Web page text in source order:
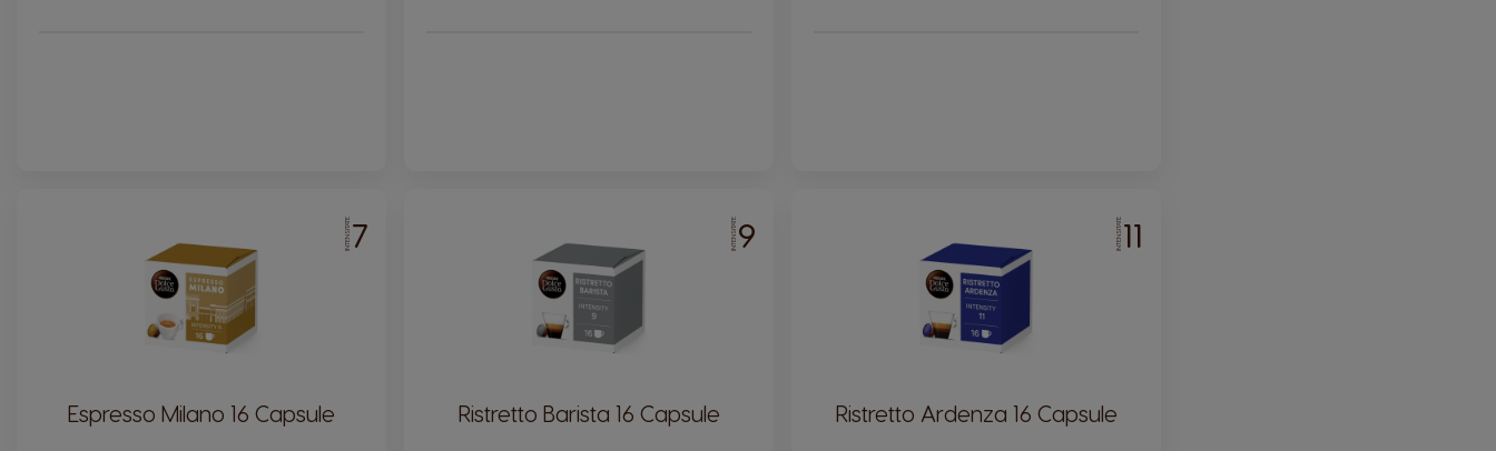
INTENSITATE7
Espresso Milano 16 Capsule
INTENSITATE9
Ristretto Barista 16 Capsule
INTENSITATE11
Ristretto Ardenza 16 Capsule